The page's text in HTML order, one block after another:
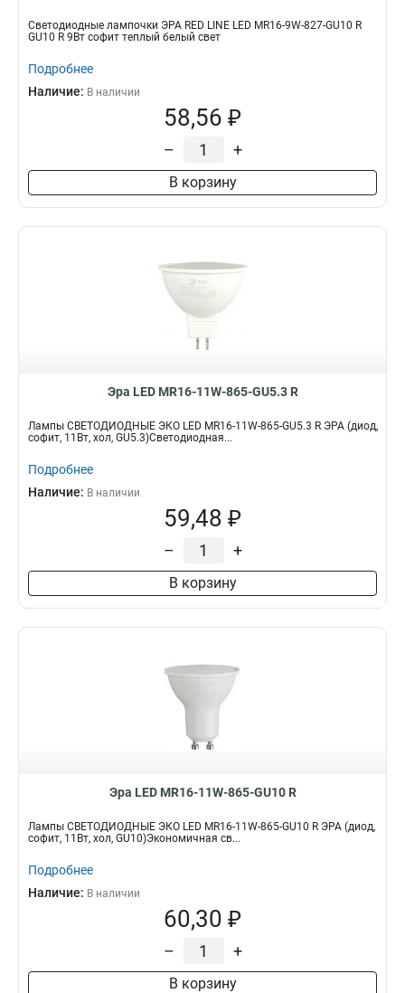
Светодиодные лампочки ЭРА RED LINE LED MR16-9W-827-GU10 R
GU10 R 9Вт софит теплый белый свет
Подробнее
Наличие: В наличии
58,56 ₽
– +
В корзину
Эра LED MR16-11W-865-GU5.3 R
Лампы СВЕТОДИОДНЫЕ ЭКО LED MR16-11W-865-GU5.3 R ЭРА (диод,
софит, 11Вт, хол, GU5.3)Светодиодная...
Подробнее
Наличие: В наличии
59,48 ₽
– +
В корзину
Эра LED MR16-11W-865-GU10 R
Лампы СВЕТОДИОДНЫЕ ЭКО LED MR16-11W-865-GU10 R ЭРА (диод,
софит, 11Вт, хол, GU10)Экономичная св...
Подробнее
Наличие: В наличии
60,30 ₽
– +
В корзину